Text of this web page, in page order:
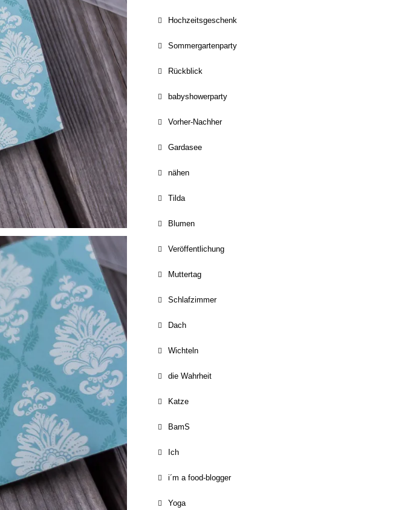
Hochzeitsgeschenk
Sommergartenparty
Rückblick
babyshowerparty
Vorher-Nachher
Gardasee
nähen
Tilda
Blumen
Veröffentlichung
Muttertag
Schlafzimmer
Dach
Wichteln
die Wahrheit
Katze
BamS
Ich
i´m a food-blogger
Yoga